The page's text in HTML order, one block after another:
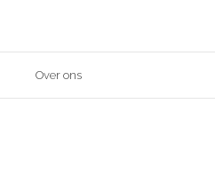
Over ons